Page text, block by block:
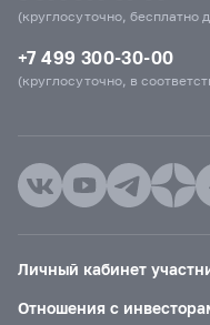
(круглосуточно, бесплатно
+7 499 300-30-00
(круглосуточно, в
Личный кабинет
Отношения с